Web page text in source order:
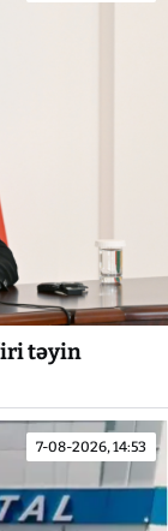
təyin
7-08-2026, 14:53